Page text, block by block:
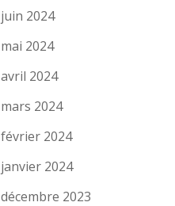
juin 2024
mai 2024
avril 2024
mars 2024
février 2024
janvier 2024
décembre 2023